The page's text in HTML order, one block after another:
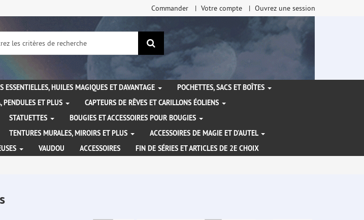
Commander Votre compte Ouvrez une session
Rechercher
ESSENTIELLES, HUILES MAGIQUES ET DAVANTAGE
POCHETTES, SACS ET BOÎTES
PENDULES ET PLUS
CAPTEURS DE RÊVES ET CARILLONS ÉOLIENS
STATUETTES
BOUGIES ET ACCESSOIRES POUR BOUGIES
TENTURES MURALES, MIROIRS ET PLUS
ACCESSOIRES DE MAGIE ET D'AUTEL
VAUDOU ACCESSOIRES
FIN DE SÉRIES ET ARTICLES DE 2E CHOIX